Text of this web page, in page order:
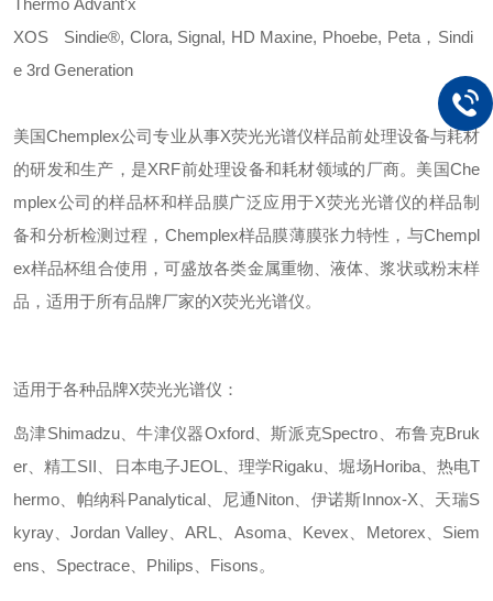
XOS
Sindie®, Clora, Signal, HD Maxine, Phoebe, Peta，Sindi
e 3rd Generation
美国Chemplex公司专业从事X荧光光谱仪样品前处理设备与耗材
的研发和生产，是XRF前处理设备和耗材领域的厂商。美国Che
mplex公司的样品杯和样品膜广泛应用于X荧光光谱仪的样品制
备和分析检测过程，Chemplex样品膜薄膜张力特性，与Chempl
ex样品杯组合使用，可盛放各类金属重物、液体、浆状或粉末样
品，适用于所有品牌厂家的X荧光光谱仪。
适用于各种品牌X荧光光谱仪：
岛津Shimadzu、牛津仪器Oxford、斯派克Spectro、布鲁克Bruk
er、精工SII、日本电子JEOL、理学Rigaku、堀场Horiba、热电T
hermo、帕纳科Panalytical、尼通Niton、伊诺斯Innox-X、天瑞S
kyray、Jordan Valley、ARL、Asoma、Kevex、Metorex、Siem
ens、Spectrace、Philips、Fisons。